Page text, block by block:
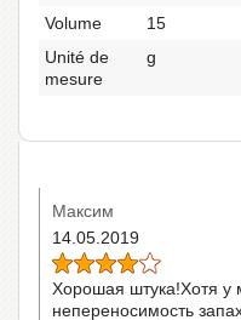
Volume
15
Unité de
mesure
g
Максим
14.05.2019
Хорошая штука!Хотя у
непереносимость